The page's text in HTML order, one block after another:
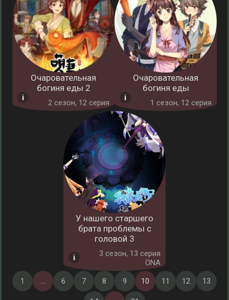
Очаровательная
богиня еды 2
2 cезон, 12 серия
Очаровательная
богиня еды
1 cезон, 12 серия
У нашего старшего
брата проблемы с
головой 3
3 cезон, 13 серия
ONA
1
... 6 7 8 9 10 11 12 13